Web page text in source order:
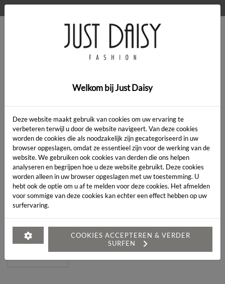
> Kleding
Artikelcode:
LENGTE:*
MAAT:*
Heeft u een vraag over dit artikel?
Welkom bij Just Daisy
Deze website maakt gebruik van cookies om uw ervaring te
verbeteren terwijl u door de website navigeert. Van deze cookies
worden de cookies die als noodzakelijk zijn gecategoriseerd in uw
browser opgeslagen, omdat ze essentieel zijn voor de werking van de
website. We gebruiken ook cookies van derden die ons helpen
analyseren en begrijpen hoe u deze website gebruikt. Deze cookies
worden alleen in uw browser opgeslagen met uw toestemming. U
hebt ook de optie om u af te melden voor deze cookies. Het afmelden
voor sommige van deze cookies kan echter een effect hebben op uw
surfervaring.
COOKIES ACCEPTEREN & VERDER
SURFEN